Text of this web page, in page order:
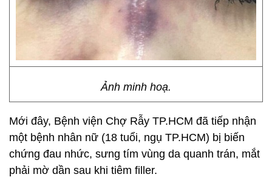
Ảnh minh hoạ.
Mới đây, Bệnh viện Chợ Rẫy TP.HCM đã tiếp nhận
một bệnh nhân nữ (18 tuổi, ngụ TP.HCM) bị biến
chứng đau nhức, sưng tím vùng da quanh trán, mắt
phải mờ dần sau khi tiêm filler.